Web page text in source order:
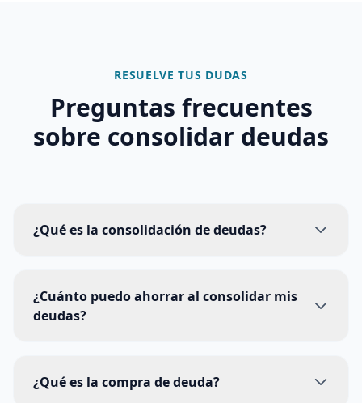
RESUELVE TUS DUDAS
Preguntas frecuentes
sobre consolidar deudas
¿Qué es la consolidación de deudas?
¿Cuánto puedo ahorrar al consolidar mis
deudas?
¿Qué es la compra de deuda?